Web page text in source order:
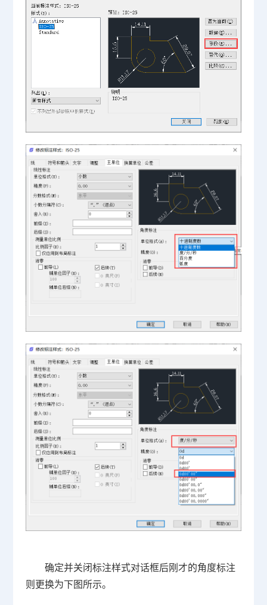
确定并关闭标注样式对话框后刚才的角度标注
则更换为下图所示。